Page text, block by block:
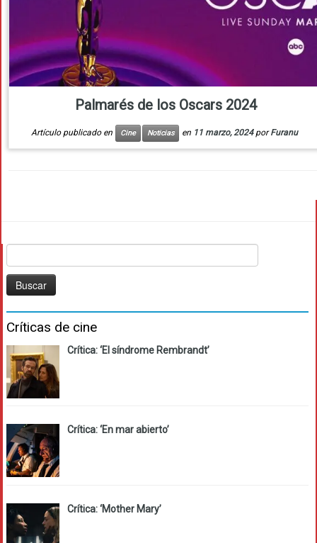
Palmarés de los Oscars 2024
Artículo publicado en Cine Noticias en 11 marzo, 2024 porFuranu
Críticas de cine
Crítica: ‘El síndrome Rembrandt’
Crítica: ‘En mar abierto’
Crítica: ‘Mother Mary’